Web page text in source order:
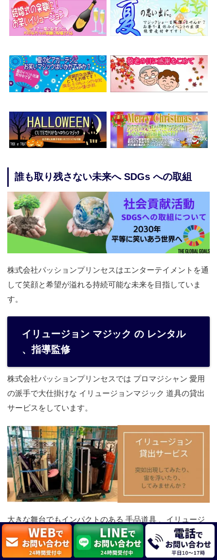
誰も取り残さない未来へ SDGs への取組
株式会社パッションプリンセスはエンターテイメントを通
して笑顔と希望が溢れる持続可能な未来を目指していま
す。
イリュージョン マジック の レンタル
、指導監修
株式会社パッションプリンセスでは プロマジシャン 愛用
の派手で大仕掛けな イリュージョンマジック 道具の貸出
サービスをしています。
大きな舞台でもインパクトのある 手品道具 、イリュージ
ョンレンタル サービスに関する御見積り、お問い合わせ
は無料です。